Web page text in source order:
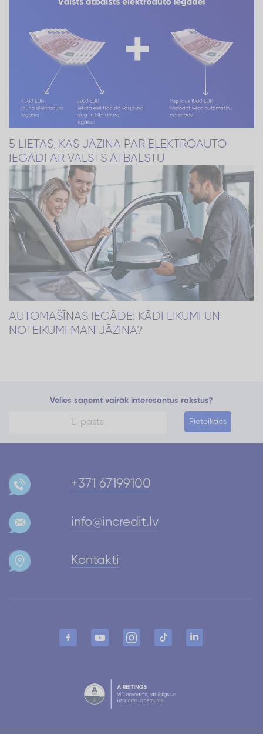
5 LIETAS, KAS JĀZINA PAR ELEKTROAUTO
IEGĀDI AR VALSTS ATBALSTU
AUTOMAŠĪNAS IEGĀDE: KĀDI LIKUMI UN
NOTEIKUMI MAN JĀZINA?
Vēlies saņemt vairāk interesantus rakstus?
Pieteikties
+371 67199100
info@incredit.lv
Kontakti